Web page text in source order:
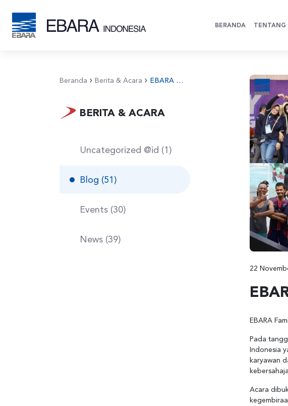
BERANDA TENTANG
Beranda Berita & Acara EBARA Indonesia Family Gathering 2023
BERITA & ACARA
Uncategorized @id (1)
Blog (51)
Events (30)
News (39)
22
EBARA
Pada
Indonesia
karyawan
Acara